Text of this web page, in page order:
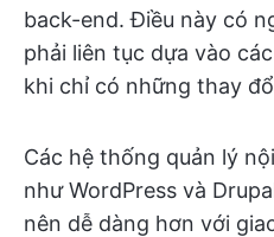
back-end. Điều này có
phải liên tục dựa vào
khi chỉ có những thay
Các hệ thống quản lý
như WordPress và
nên dễ dàng hơn với